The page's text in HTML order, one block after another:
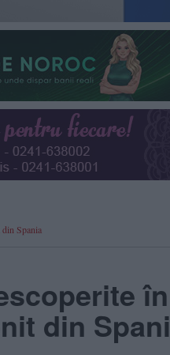
din Spania
în
din